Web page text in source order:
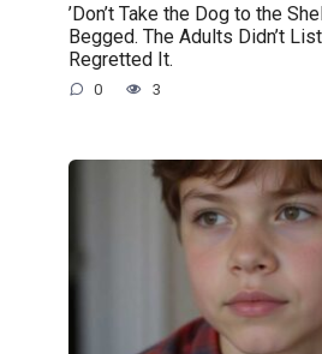
’Don’t Take the Dog to the
Begged. The Adults Didn’t
Regretted It.
0 3